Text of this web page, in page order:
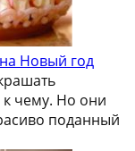
Новый год
чему. Но они
поданный